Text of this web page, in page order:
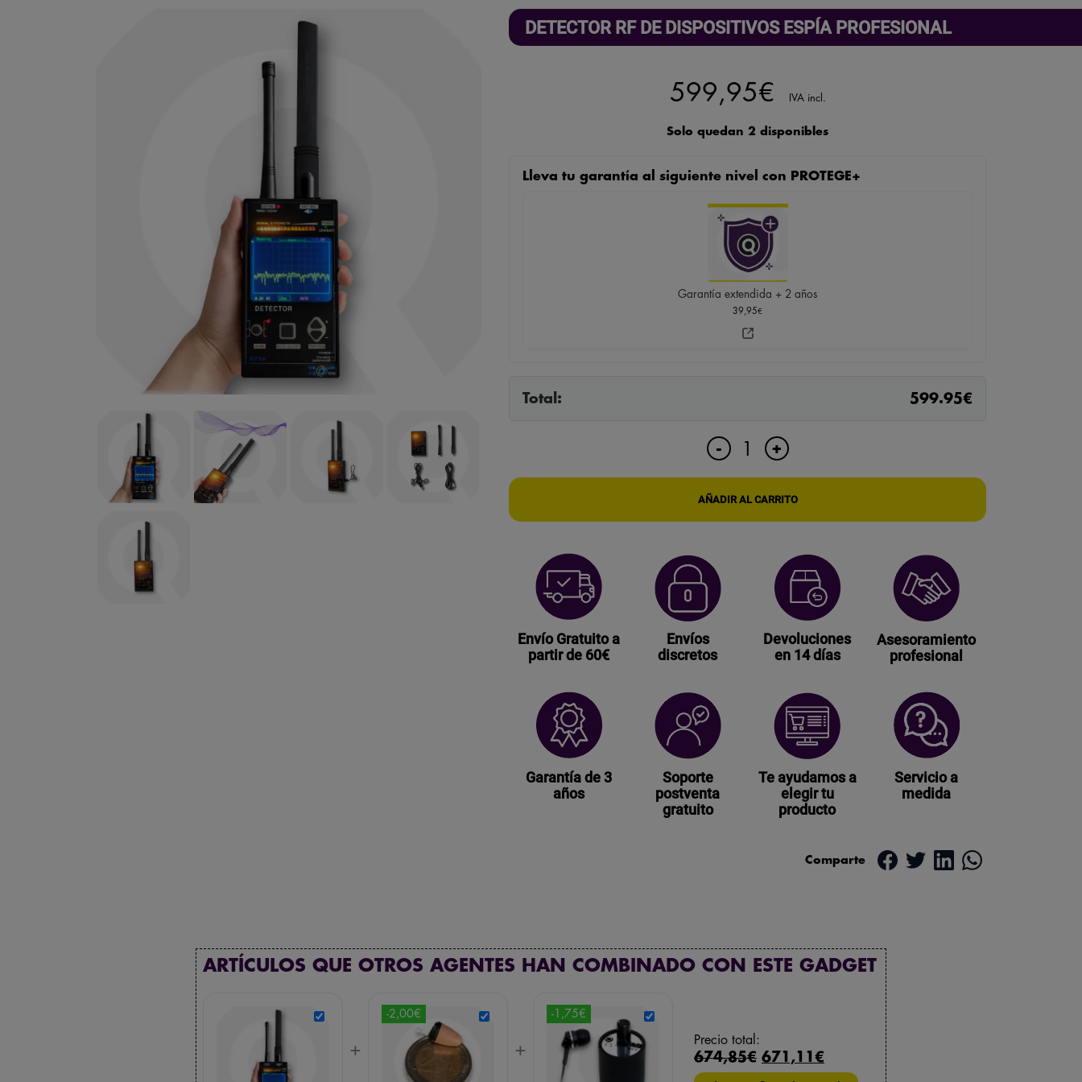
DETECTOR RF DE DISPOSITIVOS ESPÍA PROFESIONAL
599,95€ IVA incl.
Solo quedan 2 disponibles
Lleva tu garantía al siguiente nivel con PROTEGE+
Garantía extendida + 2 años
39,95€
Total: 599.95€
-
DETECTOR
RF
ESPÍA
+
AÑADIR AL CARRITO
Envío Gratuito a
partir de 60€
Envíos
discretos
Devoluciones
en 14 días
Asesoramiento
profesional
Garantía de 3
años
Soporte
postventa
gratuito
Te ayudamos a
elegir tu
producto
Servicio a
medida
Comparte
ARTÍCULOS QUE OTROS AGENTES HAN COMBINADO CON ESTE GADGET
+
-2,00€
+
-1,75€
Precio total:
674,85€ 671,11€